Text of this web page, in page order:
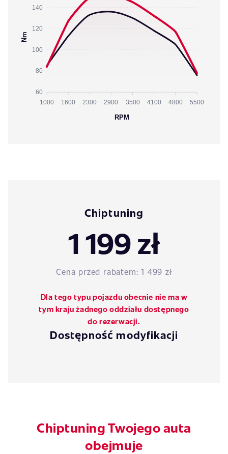
140
120
100
80
60
Nm
1000 1600 2300 2900 3500 4100 4800 5500
RPM
Chiptuning
1 199 zł
Cena przed rabatem:1 499 zł
Dla tego typu pojazdu obecnie nie ma w
tym kraju żadnego oddziału dostępnego
do rezerwacji.
Dostępność modyfikacji
Chiptuning Twojego auta
obejmuje